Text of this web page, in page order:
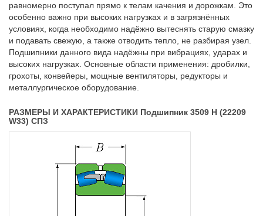
равномерно поступал прямо к телам качения и дорожкам. Это
особенно важно при высоких нагрузках и в загрязнённых
условиях, когда необходимо надёжно вытеснять старую смазку
и подавать свежую, а также отводить тепло, не разбирая узел.
Подшипники данного вида надёжны при вибрациях, ударах и
высоких нагрузках. Основные области применения: дробилки,
грохоты, конвейеры, мощные вентиляторы, редукторы и
металлургическое оборудование.
РАЗМЕРЫ И ХАРАКТЕРИСТИКИ Подшипник 3509 Н (22209
W33) СПЗ